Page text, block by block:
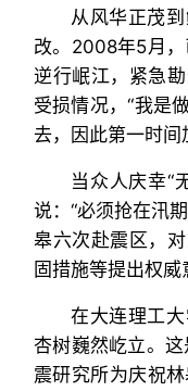
从风华正茂
改。2008年5月
逆行岷江，紧急
受损情况，“我是
去，因此第一时间
当众人庆幸“
说：“必须抢在汛
皋六次赴震区，
固措施等提出权威
在大连理工
杏树巍然屹立。
震研究所为庆祝